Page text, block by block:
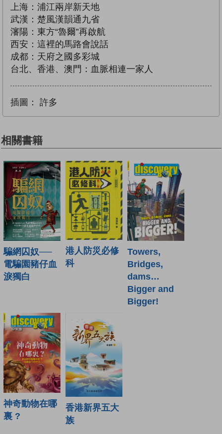
上海：浦江兩岸新天地
武漢：楚風漢韻通九省
瀋陽：東方“魯爾”再啟航
西安：這裡的馬路會說話
成都：天府之國多彩城
台北、香港、澳門：血脈相連一家人
插圖： 許多
相關書籍
騙網囚奴──
電騙園豬仔血
淚獨白
港人防災必修
科
Towers,
Bridges,
dams…
Bigger and
Bigger!
神奇動物在哪
裏 ?
香港新界五大
族